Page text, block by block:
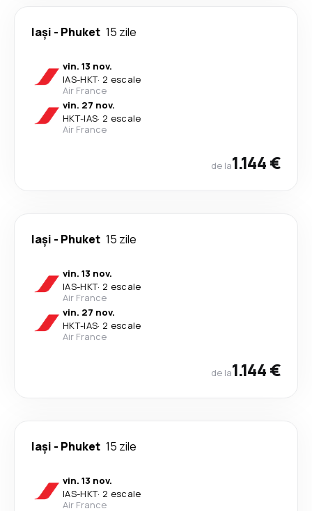
Iași - Phuket 15 zile
vin. 13 nov.
IAS-HKT· 2 escale
Air France
vin. 27 nov.
HKT-IAS· 2 escale
Air France
de la1.144 €
Iași - Phuket 15 zile
vin. 13 nov.
IAS-HKT· 2 escale
Air France
vin. 27 nov.
HKT-IAS· 2 escale
Air France
de la1.144 €
Iași - Phuket 15 zile
vin. 13 nov.
IAS-HKT· 2 escale
Air France